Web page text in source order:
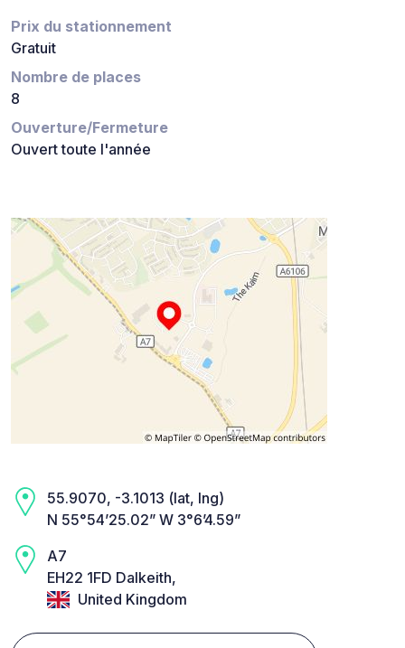
Prix du stationnement
Gratuit
Nombre de places
8
Ouverture/Fermeture
Ouvert toute l'année
55.9070, -3.1013 (lat, lng)
N 55°54’25.02” W 3°6’4.59”
A7
EH22 1FD Dalkeith,
United Kingdom